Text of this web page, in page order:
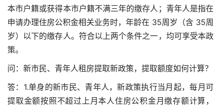
本市户籍或获得本市户籍不满三年的缴存人；青年人是指在
申请办理住房公积金相关业务时，年龄在 35周岁（含 35周
岁）以下的缴存人。符合以上两个条件之一，均可享受本政
策。
问：新市民、青年人租房提取新政策，提取额度如何计算？
答：1.单身的新市民、青年人，新政策执行当月起，每月可
提取金额按照不超过上月本人住房公积金月缴存额计算，